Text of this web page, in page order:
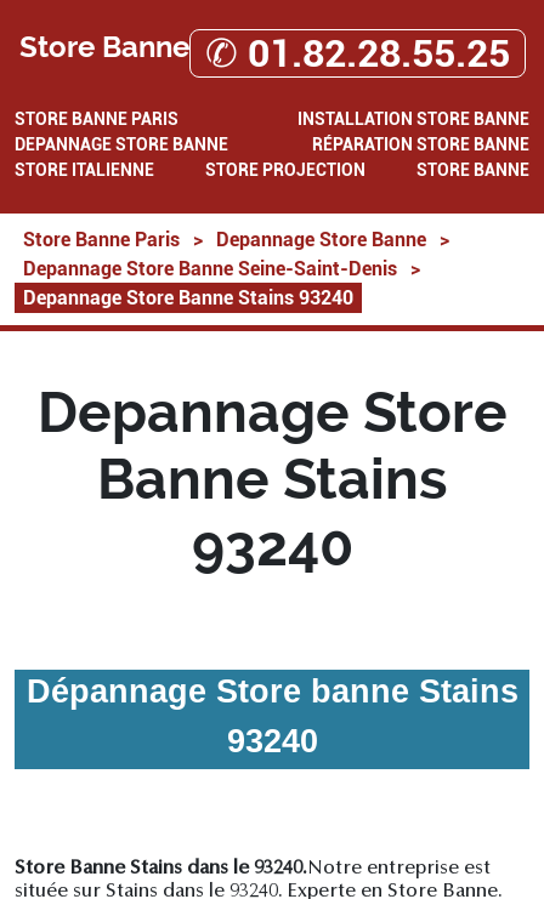
Store Banne ✆ 01.82.28.55.25
STORE BANNE PARIS
INSTALLATION STORE BANNE
DEPANNAGE STORE BANNE
RÉPARATION STORE BANNE
STORE ITALIENNE
STORE PROJECTION STORE BANNE
Store Banne Paris > Depannage Store Banne
>
Depannage Store Banne Seine-Saint-Denis
>
Depannage Store Banne Stains 93240
Depannage Store
Banne Stains
93240
Dépannage Store banne Stains
93240
Store Banne Stains dans le 93240.Notre entreprise est
située sur Stains dans le 93240. Experte en Store Banne.